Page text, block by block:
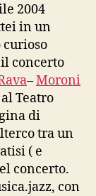
2004
in un
curioso
concerto
–Moroni
Teatro
di
tra un
( e
concerto.
con